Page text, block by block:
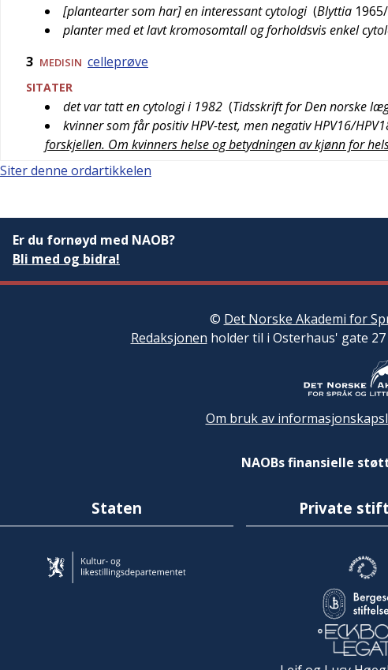
[plantearter som har] en interessant cytologi (Blyttia
planter med et lavt kromosomtall og forholdsvis enkel
3 MEDISIN celleprøve
SITATER
det var tatt en cytologi i 1982 (Tidsskrift for Den norske
kvinner som får positiv HPV-test, men negativ HPV16/
forskjellen. Om kvinners helse og betydningen av kjønn for
Siter denne ordartikkelen
Er du fornøyd med NAOB?
Bli med og bidra!
© Det Norske Akademi for
Redaksjonen holder til i Osterhaus' gate 27
Om bruk av
NAOBs finansielle
Staten Private